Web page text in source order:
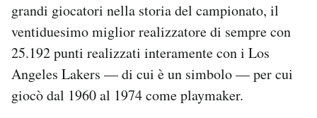
grandi giocatori nella storia del campionato, il
ventiduesimo miglior realizzatore di sempre con
25.192 punti realizzati interamente con i Los
Angeles Lakers — di cui è un simbolo — per cui
giocò dal 1960 al 1974 come playmaker.